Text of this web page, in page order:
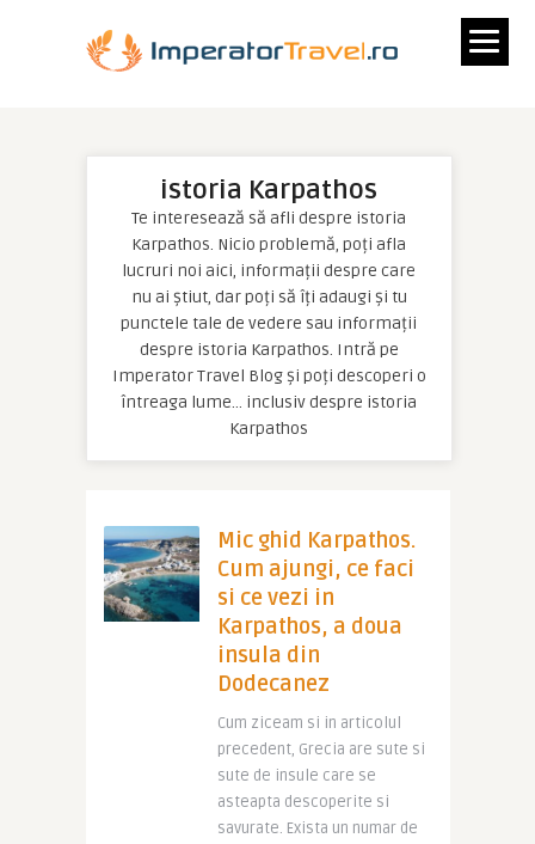
istoria Karpathos
Te interesează să afli despre istoria
Karpathos. Nicio problemă, poți afla
lucruri noi aici, informații despre care
nu ai știut, dar poți să îți adaugi și tu
punctele tale de vedere sau informații
despre istoria Karpathos. Intră pe
Imperator Travel Blog și poți descoperi o
întreaga lume… inclusiv despre istoria
Karpathos
Mic ghid Karpathos.
Cum ajungi, ce faci
si ce vezi in
Karpathos, a doua
insula din
Dodecanez
Cum ziceam si in articolul
precedent, Grecia are sute si
sute de insule care se
asteapta descoperite si
savurate. Exista un numar de